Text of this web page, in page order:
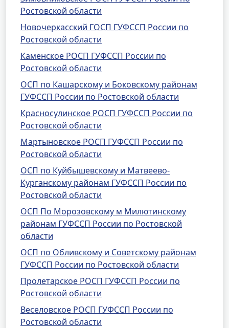
Ростовской области
Новочеркасский ГОСП ГУФССП России по
Ростовской области
Каменское РОСП ГУФССП России по
Ростовской области
ОСП по Кашарскому и Боковскому районам
ГУФССП России по Ростовской области
Красносулинское РОСП ГУФССП России по
Ростовской области
Мартыновское РОСП ГУФССП России по
Ростовской области
ОСП по Куйбышевскому и Матвеево-
Курганскому районам ГУФССП России по
Ростовской области
ОСП По Морозовскому м Милютинскому
районам ГУФССП России по Ростовской
области
ОСП по Обливскому и Советскому районам
ГУФССП России по Ростовской области
Пролетарское РОСП ГУФССП России по
Ростовской области
Веселовское РОСП ГУФССП России по
Ростовской области